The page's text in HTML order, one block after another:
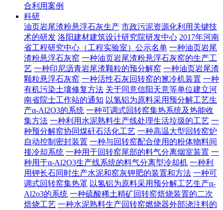
合利用案例
科研
油页岩尾渣粉悬浮石灰生产 市政污泥资源化利用关键技
术的研发 洛阳建材建筑设计研究院研发中心 2017年河南
省工程研究中心（工程实验室）公示名单 一种油页岩尾
渣粉悬浮石灰窑 一种油页岩尾渣粉悬浮石灰窑的生产工
艺 一种印尼沥青岩尾渣颗粒的预分解窑 一种油页岩尾渣
颗粒悬浮石灰窑 一种活性石灰回转窑的篦冷机装置 一种
有机污染土壤修复方法 关于同意信阳天意等单位建立河
南省院士工作站的通知 以氢铝为原料采用预分解工艺生
产α-Al2O3的系统 一种可调式回转窑集热系统及热能收
集方法 一种利用水泥熟料生产线处理生活垃圾的工艺 一
种预分解窑协同煤矸石活化工艺 一种高温大型回转窑炉
自动控制密封装置 一种与回转窑配合使用的粉体物料间
接冷却系统 一种用于回转窑尾部的料气分离烟室装置 一
种用于α-Al2O3生产线系统的料气分离型冷却机 一种利
用钾长石同时生产水泥和窑灰钾肥的装置和方法 一种可
调式回转窑集热罩 以氢铝为原料采用预分解工艺生产α-
Al2o3的系统 一种硫酸稀土精矿回转窑焙烧装置的二次
焙烧工艺 一种水泥熟料生产回转窑燃烧器外部浇注料的